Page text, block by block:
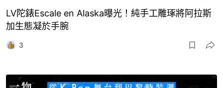
LV陀錶Escale en Alaska曝光！純手工雕琢將阿拉斯
加生態凝於手腕
3